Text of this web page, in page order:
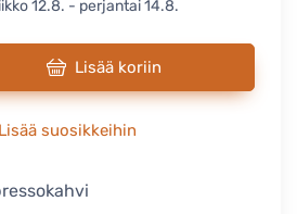
12.8. - perjantai 14.8.
Lisää koriin
Lisää suosikkeihin